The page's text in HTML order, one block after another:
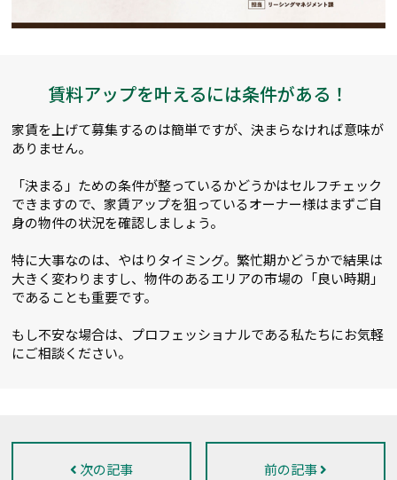
賃料アップを叶えるには条件がある！
家賃を上げて募集するのは簡単ですが、決まらなければ意味が
ありません。
「決まる」ための条件が整っているかどうかはセルフチェック
できますので、家賃アップを狙っているオーナー様はまずご自
身の物件の状況を確認しましょう。
特に大事なのは、やはりタイミング。繁忙期かどうかで結果は
大きく変わりますし、物件のあるエリアの市場の「良い時期」
であることも重要です。
もし不安な場合は、プロフェッショナルである私たちにお気軽
にご相談ください。
次の記事 前の記事